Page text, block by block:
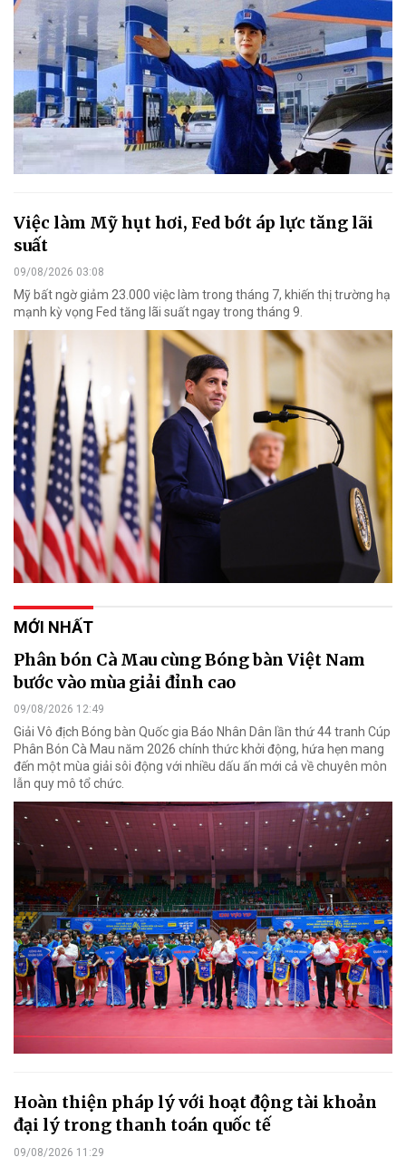
Việc làm Mỹ hụt hơi, Fed bớt áp lực tăng lãi
suất
09/08/2026 03:08
Mỹ bất ngờ giảm 23.000 việc làm trong tháng 7, khiến thị trường hạ
mạnh kỳ vọng Fed tăng lãi suất ngay trong tháng 9.
MỚI NHẤT
Phân bón Cà Mau cùng Bóng bàn Việt Nam
bước vào mùa giải đỉnh cao
09/08/2026 12:49
Giải Vô địch Bóng bàn Quốc gia Báo Nhân Dân lần thứ 44 tranh Cúp
Phân Bón Cà Mau năm 2026 chính thức khởi động, hứa hẹn mang
đến một mùa giải sôi động với nhiều dấu ấn mới cả về chuyên môn
lẫn quy mô tổ chức.
Hoàn thiện pháp lý với hoạt động tài khoản
đại lý trong thanh toán quốc tế
09/08/2026 11:29